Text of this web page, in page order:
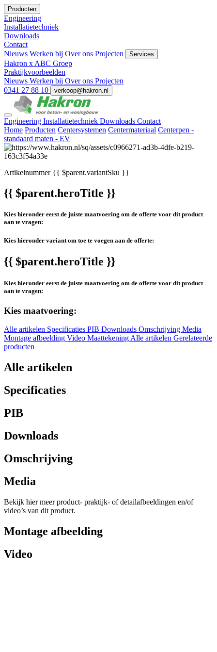
Producten
Engineering
Installatietechniek
Downloads
Contact
Nieuws Werken bij Over ons Projecten Services
Hakron x ABC Groep
Praktijkvoorbeelden
Nieuws Werken bij Over ons Projecten
0341 27 88 10
verkoop@hakron.nl
Engineering Installatietechniek Downloads Contact
Home Producten Centersystemen Centermateriaal Centerpen -
standaard maten - EV
Artikelnummer{{ $parent.variantSku }}
{{ $parent.heroTitle }}
Kies hieronder eerst de juiste maatvoering om de offerte voor dit product
aan te vragen:
Kies hieronder variant om toe te voegen aan de offerte:
{{ $parent.heroTitle }}
Kies hieronder eerst de juiste maatvoering om de offerte voor dit product
aan te vragen:
Kies maatvoering:
Alle artikelen Specificaties PIB Downloads Omschrijving Media
Montage afbeelding Video MaattekeningAlle artikelen Gerelateerde
producten
Alle artikelen
Specificaties
PIB
Downloads
Omschrijving
Media
Bekijk hier meer product- praktijk- of detailafbeeldingen en/of
video’s van dit product.
Montage afbeelding
Video